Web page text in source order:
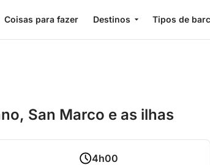
Coisas para fazer Destinos Tipos de
San Marco e as ilhas
4h00